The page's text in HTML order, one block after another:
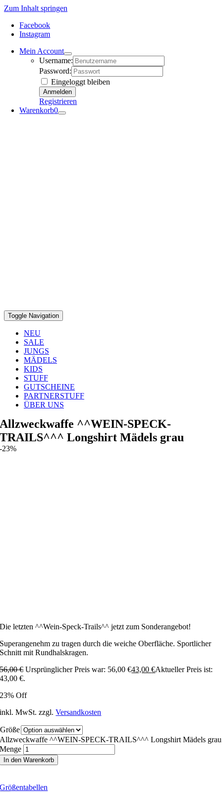
Zum Inhalt springen
Facebook
Instagram
Mein Account
Username:
Password:
Eingeloggt bleiben
Registrieren
Warenkorb0
Toggle Navigation
NEU
SALE
JUNGS
MÄDELS
KIDS
STUFF
GUTSCHEINE
PARTNERSTUFF
ÜBER UNS
Allzweckwaffe ^^WEIN-SPECK-
TRAILS^^^ Longshirt Mädels grau
-23%
Die letzten ^^Wein-Speck-Trails^^ jetzt zum Sonderangebot!
Superangenehm zu tragen durch die weiche Oberfläche. Sportlicher
Schnitt mit Rundhalskragen.
56,00€ Ursprünglicher Preis war: 56,00 €43,00€Aktueller Preis ist:
43,00 €.
23% Off
inkl. MwSt. zzgl.Versandkosten
Größe
Allzweckwaffe ^^WEIN-SPECK-TRAILS^^^ Longshirt Mädels grau
Menge
In den Warenkorb
Größentabellen